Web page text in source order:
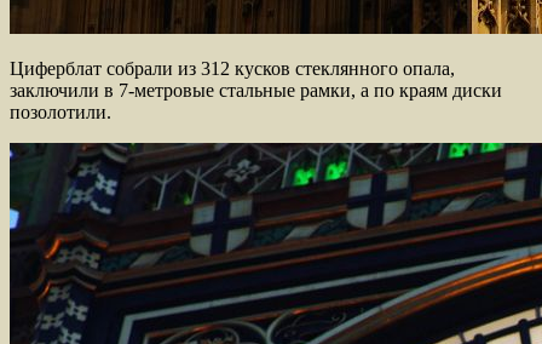
Циферблат собрали из 312 кусков стеклянного опала,
заключили в 7-метровые стальные рамки, а по краям диски
позолотили.